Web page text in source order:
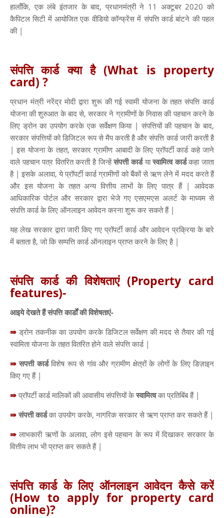
हालाँकि, एक लंबे इंतजार के बाद, प्रधानमंत्री ने 11 अक्टूबर 2020 को
कैपिटल सिटी में आयोजित एक वीडियो कॉन्फ्रेंस में संपत्ति कार्ड बांटने की पहल
की |
संपत्ति कार्ड क्या है (What is property
card) ?
प्रधान मंत्री नरेंद्र मोदी द्वारा शुरू की गई स्वामी योजना के तहत संपत्ति कार्ड
योजना की शुरुआत के बाद से, सरकार ने ग्रामीणों के निवास की पहचान करने के
लिए ड्रोन का उपयोग करके एक सर्वेक्षण किया | संपत्तियों की पहचान के बाद,
सरकार संपत्तियों को डिजिटल रूप से मैप करती है और संपत्ति कार्ड जारी करती है
| इस योजना के तहत, सरकार ग्रामीण आबादी के लिए प्रॉपर्टी कार्ड कहे जाने
वाले पहचान पत्र वितरित करती है जिन्हेंसंपत्ती कार्डयास्वामित्व कार्डकहा जाता
है | इसके अलावा, ये प्रॉपर्टी कार्ड ग्रामीणों को बैंकों से ऋण लेने में मदद करते हैं
और इस योजना के तहत अन्य वित्तीय लाभों के लिए पात्र हैं | आवेदक
आधिकारिक पोर्टल और सरकार द्वारा भेजे गए एसएमएस अलर्ट के माध्यम से
संपत्ति कार्ड के लिए ऑनलाइन आवेदन करना शुरू कर सकते हैं |
यह लेख सरकार द्वारा जारी किए गए प्रॉपर्टी कार्ड और आवेदन प्रक्रिया के बारे
में बताता है, जो कि सम्पत्ति कार्ड ऑनलाइन प्राप्त करने के लिए है |
संपत्ति कार्ड की विशेषताएं (Property card
features)-
आइये देखते हैं संपत्ति कार्डों की विशेषताएं-
⇛ ड्रोन तकनीक का उपयोग करके डिजिटल सर्वेक्षण की मदद से तैयार की गई
स्वामिता योजना के तहत वितरित होने वाले संपत्ति कार्ड |
⇛सपत्ती कार्डविशेष रूप से गांव और ग्रामीण क्षेत्रों के लोगों के लिए डिज़ाइन
किए गए हैं |
⇛ प्रॉपर्टी कार्ड मालिकों की आवासीय संपत्तियों केस्वामित्वका प्रतिबिंब हैं |
⇛ संपत्ती कार्डका उपयोग करके, नागरिक सरकार से ऋण प्राप्त कर सकते हैं |
⇛लाभकारी ऋणों के अलावा, लोग इसे पहचान के रूप में दिखाकर सरकार के
वित्तीय लाभ भी प्राप्त कर सकते हैं |
संपत्ति कार्ड के लिए ऑनलाइन आवेदन कैसे करें
(How to apply for property card
online)?